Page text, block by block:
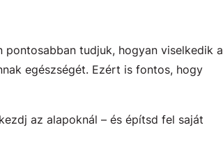
tudjuk, hogyan viselkedik a
egészségét. Ezért is fontos, hogy
az alapoknál – és építsd fel saját